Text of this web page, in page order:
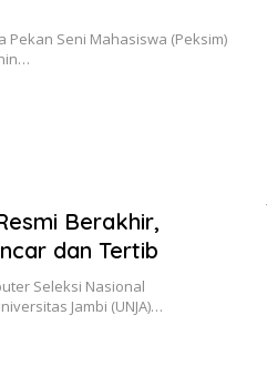
Pekan Seni Mahasiswa (Peksim)
Berakhir,
dan Tertib
Seleksi Nasional
Jambi (UNJA)…